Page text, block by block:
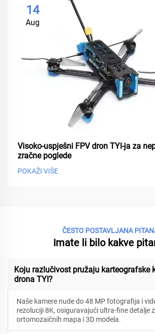
14
Aug
Visoko-uspješni FPV dron TYI-ja za
zračne poglede
POKAŽI VIŠE
ČESTO POSTAVLJANA
Imate li bilo kakve
Koju razlučivost pružaju karteografske
drona TYI?
Naše kamere nude do 48 MP fotografija i
rezoluciji 8K, osiguravajući ultra-fine detalje
ortomozaičnih mapa i 3D modela.